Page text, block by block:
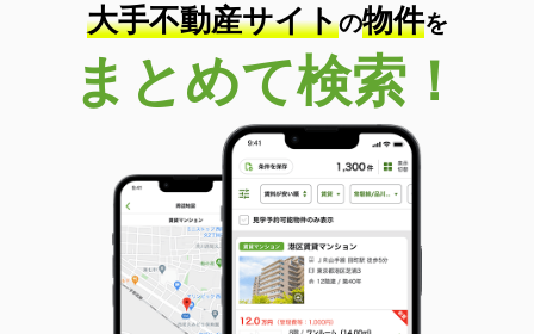
大手不動産サイトの物件を
まとめて検索！